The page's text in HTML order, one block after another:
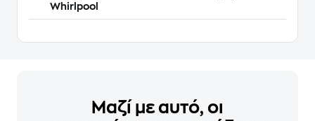
Whirlpool
Μαζί με αυτό, οι